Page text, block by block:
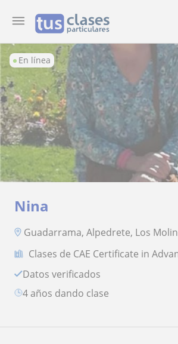
En línea
Nina
Guadarrama, Alpedrete, Los
Clases de CAE Certificate in
Datos verificados
4 años dando clase